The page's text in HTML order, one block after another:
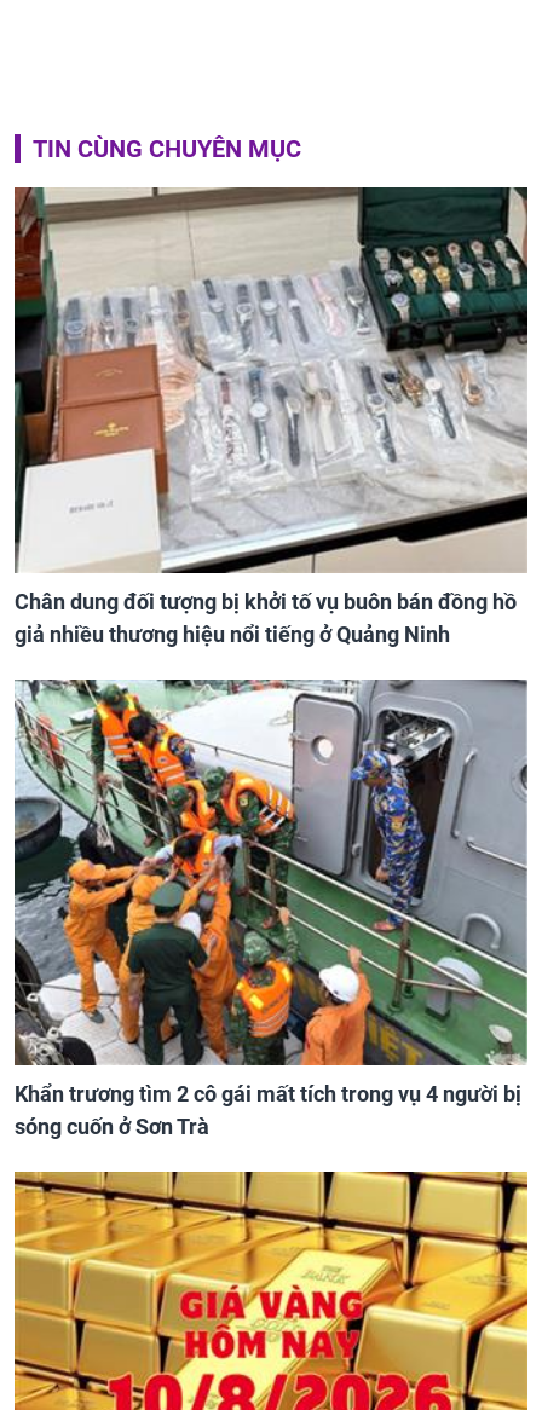
TIN CÙNG CHUYÊN MỤC
Chân dung đối tượng bị khởi tố vụ buôn bán đồng hồ
giả nhiều thương hiệu nổi tiếng ở Quảng Ninh
Khẩn trương tìm 2 cô gái mất tích trong vụ 4 người bị
sóng cuốn ở Sơn Trà